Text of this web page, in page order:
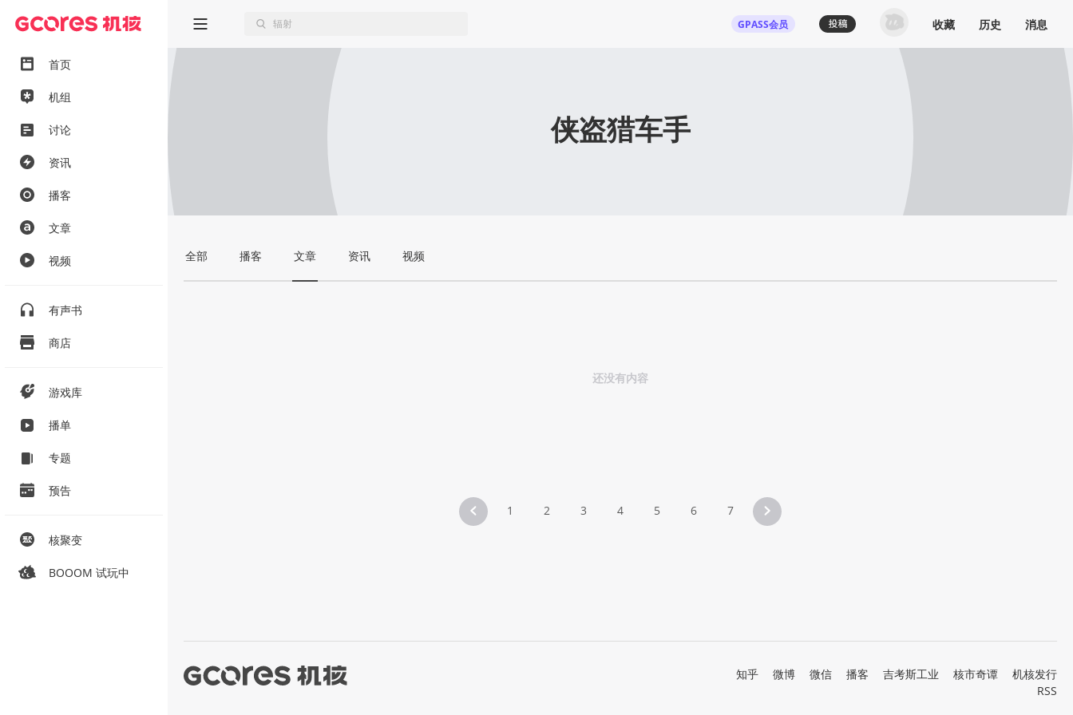
首页
机组
讨论
资讯
播客
文章
视频
有声书
商店
游戏库
播单
专题
预告
核聚变
BOOOM 试玩中
GPASS会员 收藏 历史 消息
侠盗猎车手
全部 播客 文章 资讯 视频
还没有内容
1 2 3 4 5 6 7
知乎 微博 微信 播客 吉考斯工业 核市奇谭
机核发行
RSS